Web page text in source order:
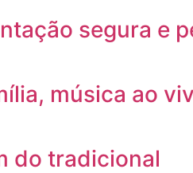
segura e
música ao
do tradicional